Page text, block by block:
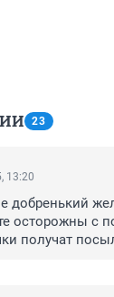
23
13:20
добренький
осторожны с
получат